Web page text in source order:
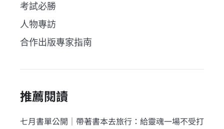
考試必勝
人物專訪
合作出版專家指南
推薦閱讀
七月書單公開｜帶著書本去旅行：給靈魂一場不受打